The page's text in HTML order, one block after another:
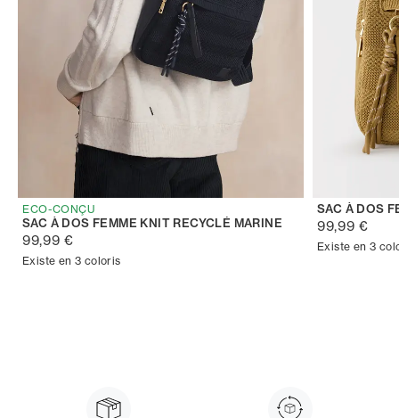
ECO-CONÇU
SAC À DOS FEMME KNIT RECYCLÉ MARINE
99,99 €
Existe en 3 coloris
SAC À DOS
99,99 €
Existe en 3